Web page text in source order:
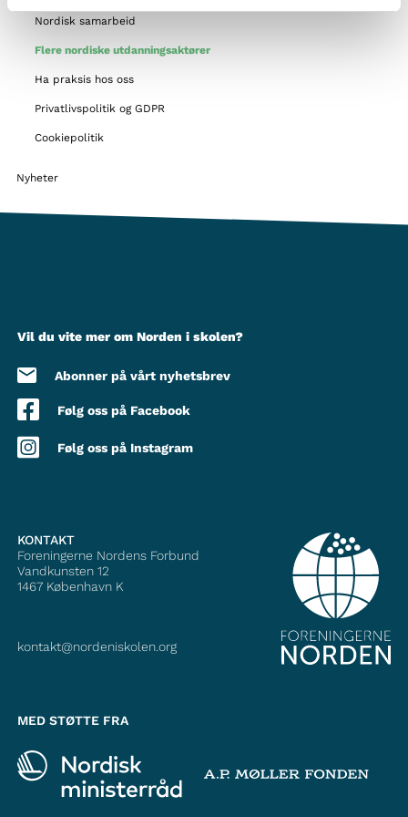
Nordisk samarbeid
Flere nordiske utdanningsaktører
Ha praksis hos oss
Privatlivspolitik og GDPR
Cookiepolitik
Nyheter
Vil du vite mer om Norden i skolen?
Abonner på vårt nyhetsbrev
Følg oss på Facebook
Følg oss på Instagram
KONTAKT
Foreningerne Nordens Forbund
Vandkunsten 12
1467 København K
kontakt@nordeniskolen.org
MED STØTTE FRA